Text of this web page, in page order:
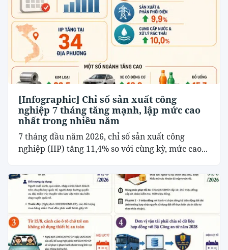
[Infographic] Chỉ số sản xuất công
nghiệp 7 tháng tăng mạnh, lập mức cao
nhất trong nhiều năm
7 tháng đầu năm 2026, chỉ số sản xuất công
nghiệp (IIP) tăng 11,4% so với cùng kỳ, mức cao...